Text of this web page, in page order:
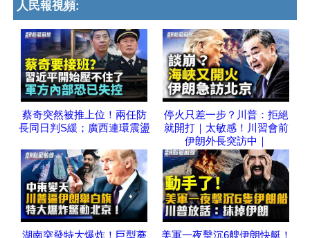
人民報視頻:
蔡奇突然被推上位！兩任防
長同日判S緩；廣西連環震盪
停火只差一步？川普：拒絕
就開打｜太敏感！川習會前
伊朗外長突訪中｜
湖南突發特大爆炸！巨型蘑 美軍一夜擊沉6艘伊朗快艇！